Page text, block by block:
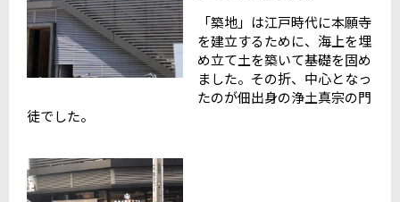
「築地」は江戸時代に本願寺
を建立するために、海上を埋
め立て土を築いて基礎を固め
ました。その折、中心となっ
たのが佃出身の浄土真宗の門
徒でした。